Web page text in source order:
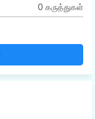
0 கருத்துகள்